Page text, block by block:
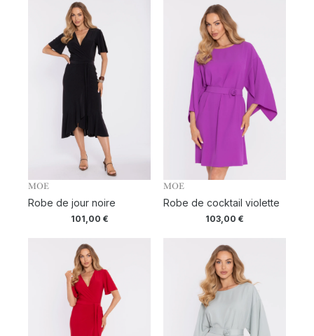
MOE
Robe de jour noire
101,00 €
MOE
Robe de cocktail violette
103,00 €